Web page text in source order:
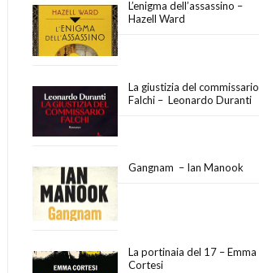
L’enigma dell’assassino –
Hazell Ward
La giustizia del commissario
Falchi – Leonardo Duranti
Gangnam – Ian Manook
La portinaia del 17 – Emma
Cortesi